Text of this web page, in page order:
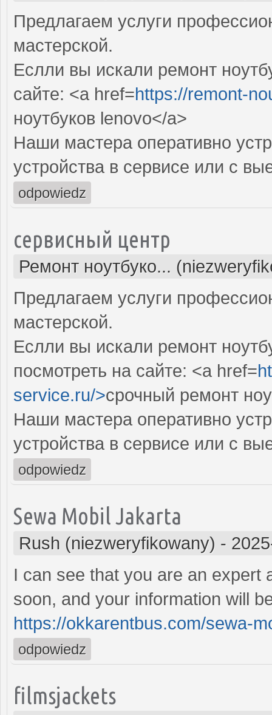
Предлагаем услуги
мастерской.
Еслли вы искали ремонт
сайте: <a href=https://remont-
ноутбуков lenovo</a>
Наши мастера оперативно
устройства в сервисе или с
odpowiedz
сервисный центр
Ремонт ноутбуко...
Предлагаем услуги
мастерской.
Еслли вы искали ремонт
посмотреть на сайте: <a href=
service.ru/>срочный ремонт
Наши мастера оперативно
устройства в сервисе или с
odpowiedz
Sewa Mobil Jakarta
Rush (niezweryfikowany) -
I can see that you are an expert
soon, and your information will
https://okkarentbus.com/sewa-
odpowiedz
filmsjackets